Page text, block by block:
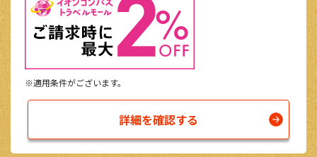
※適用条件がございます。
詳細を確認する